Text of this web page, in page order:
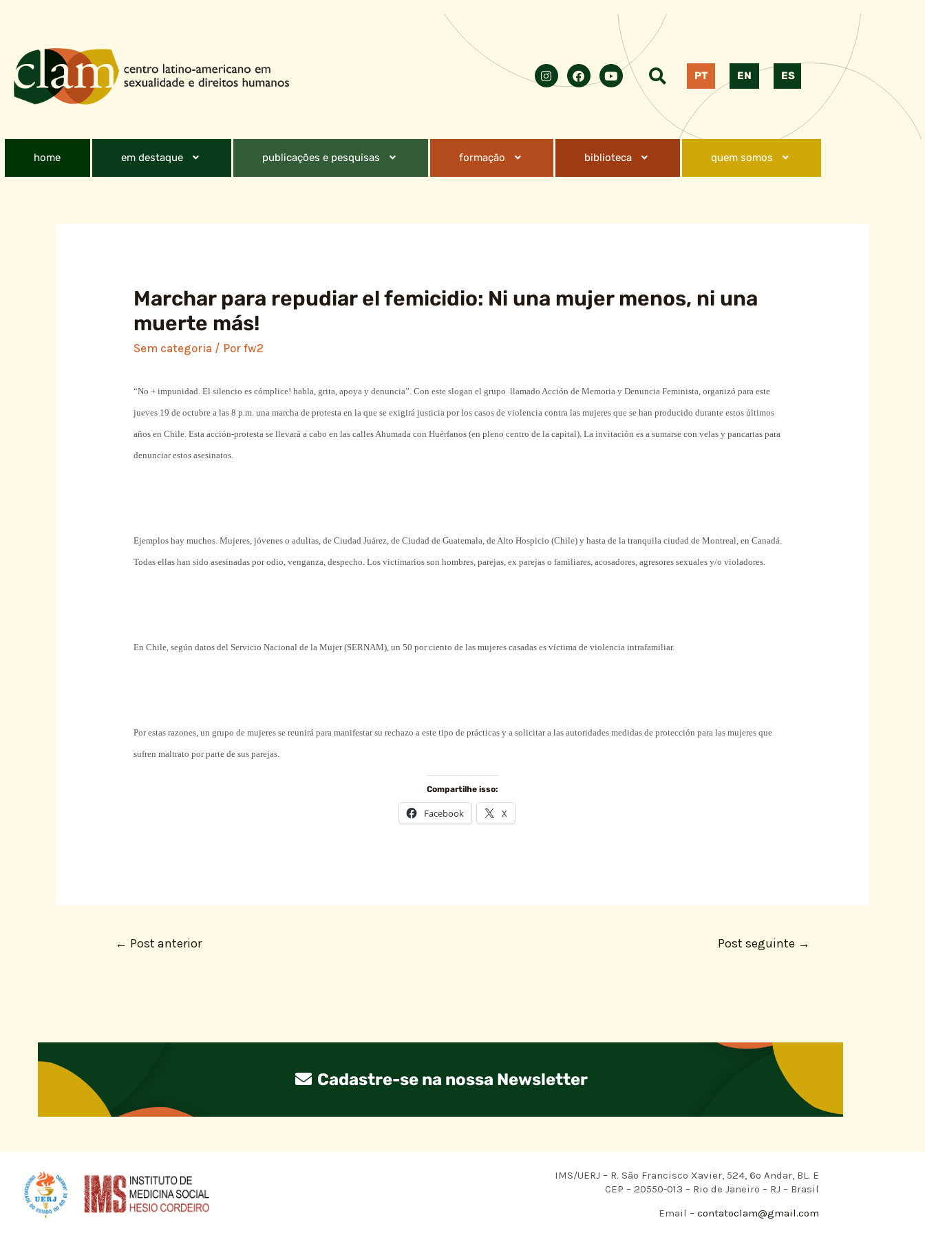
PT EN ES
home em destaque publicações e pesquisas formação biblioteca quem somos
Marchar para repudiar el femicidio: Ni una mujer menos, ni una
muerte más!
Sem categoria / Porfw2
“No + impunidad. El silencio es cómplice! habla, grita, apoya y denuncia”. Con este slogan el grupo llamado Acción de Memoria y Denuncia Feminista, organizó para este
jueves 19 de octubre a las 8 p.m. una marcha de protesta en la que se exigirá justicia por los casos de violencia contra las mujeres que se han producido durante estos últimos
años en Chile. Esta acción-protesta se llevará a cabo en las calles Ahumada con Huérfanos (en pleno centro de la capital). La invitación es a sumarse con velas y pancartas para
denunciar estos asesinatos.
Ejemplos hay muchos. Mujeres, jóvenes o adultas, de Ciudad Juárez, de Ciudad de Guatemala, de Alto Hospicio (Chile) y hasta de la tranquila ciudad de Montreal, en Canadá.
Todas ellas han sido asesinadas por odio, venganza, despecho. Los victimarios son hombres, parejas, ex parejas o familiares, acosadores, agresores sexuales y/o violadores.
En Chile, según datos del Servicio Nacional de la Mujer (SERNAM), un 50 por ciento de las mujeres casadas es víctima de violencia intrafamiliar.
Por estas razones, un grupo de mujeres se reunirá para manifestar su rechazo a este tipo de prácticas y a solicitar a las autoridades medidas de protección para las mujeres que
sufren maltrato por parte de sus parejas.
Compartilhe isso:
Facebook X
← Post anterior Post seguinte →
Cadastre-se na nossa Newsletter
IMS/UERJ – R. São Francisco Xavier, 524, 6º Andar, BL. E
CEP – 20550-013 – Rio de Janeiro – RJ – Brasil
Email –contatoclam@gmail.com